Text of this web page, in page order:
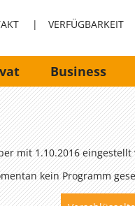
| VERFÜGBARKEIT
Business
mit 1.10.2016
kein Programm